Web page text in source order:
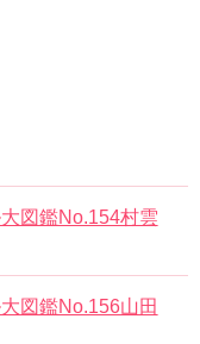
図鑑No.154村雲
図鑑No.156山田